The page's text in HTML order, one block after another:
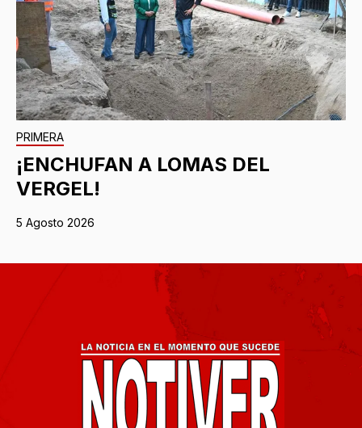
PRIMERA
¡ENCHUFAN A LOMAS DEL
VERGEL!
5 Agosto 2026